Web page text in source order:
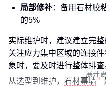
局部修补：备用石材胶
的5%
实际维护时，建议建立完整
关注应力集中区域的连接
象时，要及时进行整体排查
从选型到维护， 石材幕墙
展开